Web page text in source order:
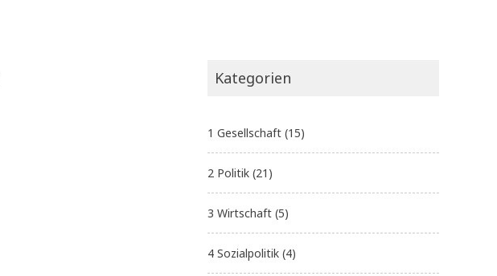
Kategorien
1 Gesellschaft (15)
2 Politik (21)
3 Wirtschaft (5)
4 Sozialpolitik (4)